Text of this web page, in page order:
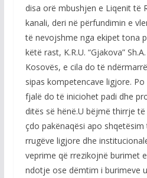
disa orë mbushjen e Liqenit të
kanali, deri në përfundimin e
të nevojshme nga ekipet tona
këtë rast, K.R.U. “Gjakova”
Kosovës, e cila do të
sipas kompetencave ligjore.
fjalë do të iniciohet padi dhe
ditës së hënë.U bëjmë thirrje
çdo pakënaqësi apo
rrugëve ligjore dhe
veprime që rrezikojnë burimet
ndotje ose dëmtim i burimeve